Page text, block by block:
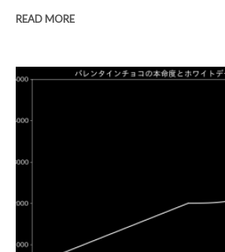
READ MORE